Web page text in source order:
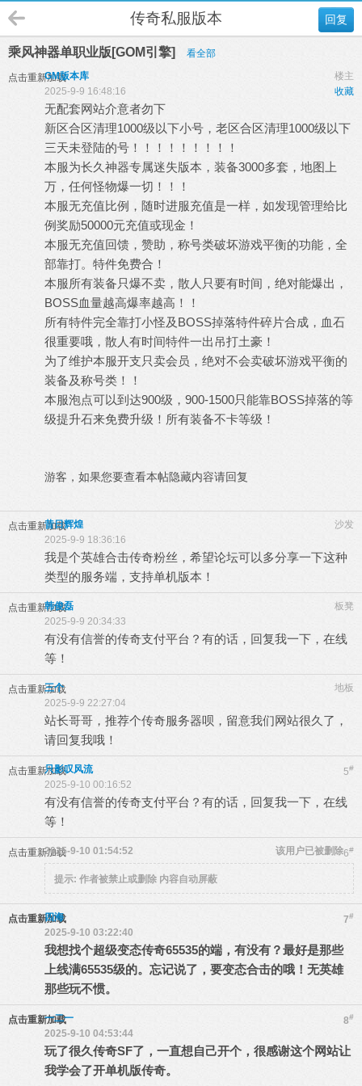
回复
传奇私服版本
乘风神器单职业版[GOM引擎] 看全部
点击重新加载 楼主
GM版本库
收藏
2025-9-9 16:48:16
无配套网站介意者勿下
新区合区清理1000级以下小号，老区合区清理1000级以下
三天未登陆的号！！！！！！！！！
本服为长久神器专属迷失版本，装备3000多套，地图上
万，任何怪物爆一切！！！
本服无充值比例，随时进服充值是一样，如发现管理给比
例奖励50000元充值或现金！
本服无充值回馈，赞助，称号类破坏游戏平衡的功能，全
部靠打。特件免费合！
本服所有装备只爆不卖，散人只要有时间，绝对能爆出，
BOSS血量越高爆率越高！！
所有特件完全靠打小怪及BOSS掉落特件碎片合成，血石
很重要哦，散人有时间特件一出吊打土豪！
为了维护本服开支只卖会员，绝对不会卖破坏游戏平衡的
装备及称号类！！
本服泡点可以到达900级，900-1500只能靠BOSS掉落的等
级提升石来免费升级！所有装备不卡等级！
游客，如果您要查看本帖隐藏内容请回复
点击重新加载 沙发
昔日辉煌
2025-9-9 18:36:16
我是个英雄合击传奇粉丝，希望论坛可以多分享一下这种
类型的服务端，支持单机版本！
点击重新加载 板凳
韩俊磊
2025-9-9 20:34:33
有没有信誉的传奇支付平台？有的话，回复我一下，在线
等！
点击重新加载 地板
三个
2025-9-9 22:27:04
站长哥哥，推荐个传奇服务器呗，留意我们网站很久了，
请回复我哦！
点击重新加载 5#
只影叹风流
2025-9-10 00:16:52
有没有信誉的传奇支付平台？有的话，回复我一下，在线
等！
点击重新加载 6#
该用户已被删除
2025-9-10 01:54:52
提示: 作者被禁止或删除 内容自动屏蔽
点击重新加载 7#
四海
2025-9-10 03:22:40
我想找个超级变态传奇65535的端，有没有？最好是那些
上线满65535级的。忘记说了，要变态合击的哦！无英雄
那些玩不惯。
点击重新加载 8#
一二一
2025-9-10 04:53:44
玩了很久传奇SF了，一直想自己开个，很感谢这个网站让
我学会了开单机版传奇。